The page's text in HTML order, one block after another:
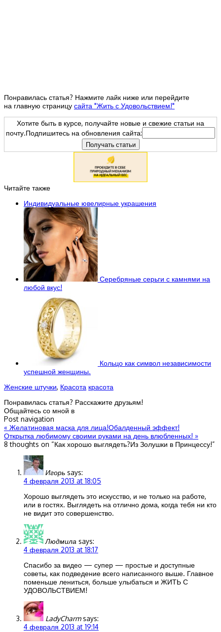
Понравилась статья? Нажмите лайк ниже или перейдите
на главную страницу сайта "Жить с Удовольствием!"
Хотите быть в курсе, получайте новые и свежие статьи на
почту.Подпишитесь на обновления сайта:
Читайте также
Индивидуальные ювелирные украшения
Серебряные серьги с камнями на
любой вкус!
Кольцо как символ независимости
успешной женщины.
Женские штучки, Красота красота
Понравилась статья? Расскажите друзьям!
Общайтесь со мной в
Post navigation
« Желатиновая маска для лица!Обалденный эффект!
Открытка любимому своими руками на день влюбленных! »
8 thoughts on “Как хорошо выглядеть?Из Золушки в Принцессу!”
Игорь says:
4 февраля 2013 at 18:05
Хорошо выглядеть это искусство, и не только на работе,
или в гостях. Выглядеть на отлично дома, когда тебя ни кто
не видит это совершенство.
Людмила says:
4 февраля 2013 at 18:17
Спасибо за видео — супер — простые и доступные
советы, как подведение всего написанного выше. Главное
поменьше лениться, больше улыбаться и ЖИТЬ С
УДОВОЛЬСТВИЕМ!
LadyCharm says:
4 февраля 2013 at 19:14